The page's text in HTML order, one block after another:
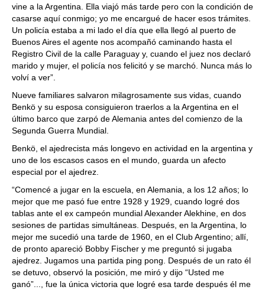
vine a la Argentina. Ella viajó más tarde pero con la condición de
casarse aquí conmigo; yo me encargué de hacer esos trámites.
Un policía estaba a mi lado el día que ella llegó al puerto de
Buenos Aires el agente nos acompañó caminando hasta el
Registro Civil de la calle Paraguay y, cuando el juez nos declaró
marido y mujer, el policía nos felicitó y se marchó. Nunca más lo
volví a ver”.
Nueve familiares salvaron milagrosamente sus vidas, cuando
Benkö y su esposa consiguieron traerlos a la Argentina en el
último barco que zarpó de Alemania antes del comienzo de la
Segunda Guerra Mundial.
Benkö, el ajedrecista más longevo en actividad en la argentina y
uno de los escasos casos en el mundo, guarda un afecto
especial por el ajedrez.
“Comencé a jugar en la escuela, en Alemania, a los 12 años; lo
mejor que me pasó fue entre 1928 y 1929, cuando logré dos
tablas ante el ex campeón mundial Alexander Alekhine, en dos
sesiones de partidas simultáneas. Después, en la Argentina, lo
mejor me sucedió una tarde de 1960, en el Club Argentino; allí,
de pronto apareció Bobby Fischer y me preguntó si jugaba
ajedrez. Jugamos una partida ping pong. Después de un rato él
se detuvo, observó la posición, me miró y dijo “Usted me
ganó”..., fue la única victoria que logré esa tarde después él me